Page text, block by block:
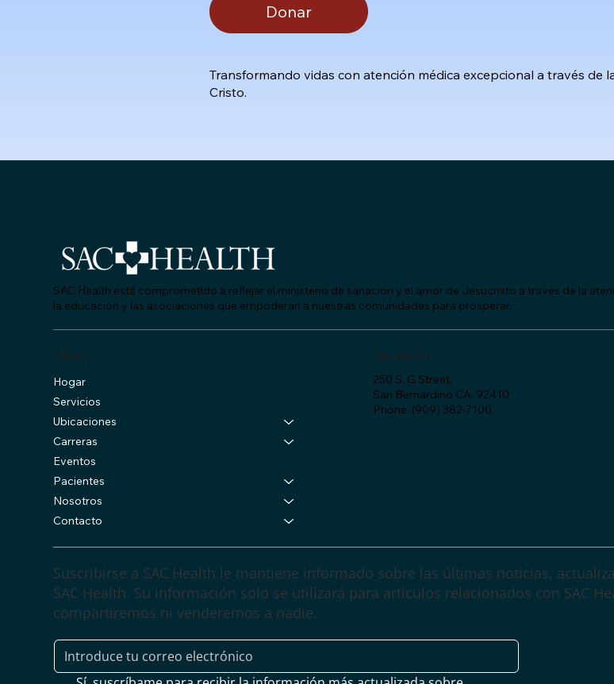
Donar
Transformando vidas con atención médica excepcional a través de
Cristo.
​Menú
Hogar
Servicios
Ubicaciones
Carreras
Eventos
Pacientes
Nosotros
Contacto
​Ubicación
250 S. G Street,
San Bernardino CA, 92410
Phone: (909) 382-7100
SAC Health está comprometido a reflejar el ministerio de sanación y el amor de Jesucristo a través de la
la educación y las asociaciones que empoderan a nuestras comunidades para prosperar.
Suscribirse a SAC Health le mantiene informado sobre las últimas noticias,
SAC Health. Su información solo se utilizará para artículos relacionados con SAC
compartiremos ni venderemos a nadie.